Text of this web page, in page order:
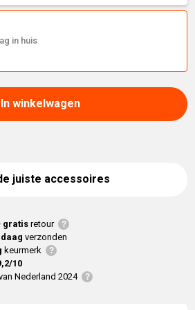
in huis
In winkelwagen
juiste accessoires
gratisretour
verzonden
keurmerk
10
Nederland 2024